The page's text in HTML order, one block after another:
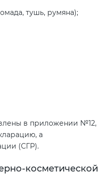
тушь, румяна);
в приложении №12,
а
(СГР).
косметической